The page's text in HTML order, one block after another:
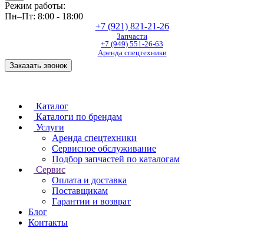
Режим работы:
Пн–Пт: 8:00 - 18:00
+7 (921) 821-21-26
Запчасти
+7 (949) 551-26-63
Аренда спецтехники
Заказать звонок
Каталог
Каталоги по брендам
Услуги
Аренда спецтехники
Сервисное обслуживание
Подбор запчастей по каталогам
Сервис
Оплата и доставка
Поставщикам
Гарантии и возврат
Блог
Контакты